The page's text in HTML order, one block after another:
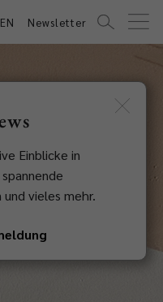
EN Newsletter
Einblicke in
vieles mehr.